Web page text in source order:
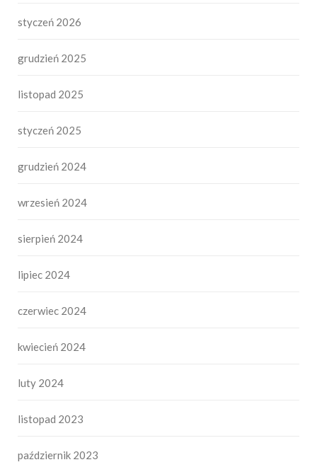
styczeń 2026
grudzień 2025
listopad 2025
styczeń 2025
grudzień 2024
wrzesień 2024
sierpień 2024
lipiec 2024
czerwiec 2024
kwiecień 2024
luty 2024
listopad 2023
październik 2023